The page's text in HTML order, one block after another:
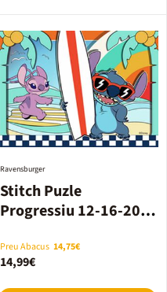
Stitch Puzle
Progressiu 12-16-20-
Ravensburger
Preu Abacus 14,75€
14,99€